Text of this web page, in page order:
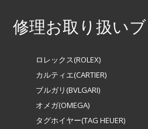
修理お取り扱い
ロレックス(ROLEX)
カルティエ(CARTIER)
ブルガリ(BVLGARI)
オメガ(OMEGA)
タグホイヤー(TAG HEUER)